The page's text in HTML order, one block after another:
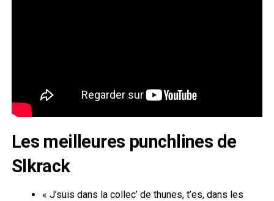
Les meilleures punchlines de
Slkrack
« J’suis dans la collec’ de thunes, t’es, dans les